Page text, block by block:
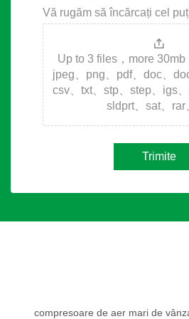
Vă rugăm să încărcați cel
Up to 3 files，more 30mb
jpeg、png、pdf、doc、
csv、txt、stp、step、igs、
sldprt、sat、rar
Trimite
compresoare de aer mari de